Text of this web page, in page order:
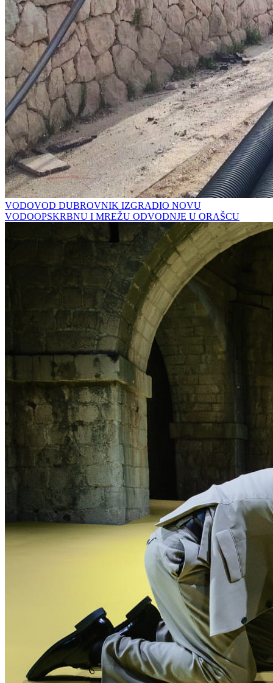
VODOVOD DUBROVNIK IZGRADIO NOVU
VODOOPSKRBNU I MREŽU ODVODNJE U ORAŠCU